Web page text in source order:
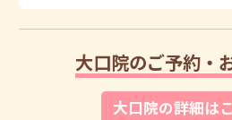
大口院のご予約・
大口院の詳細は